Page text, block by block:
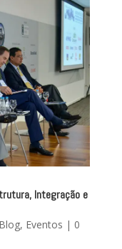
Integração e
Blog, Eventos | 0